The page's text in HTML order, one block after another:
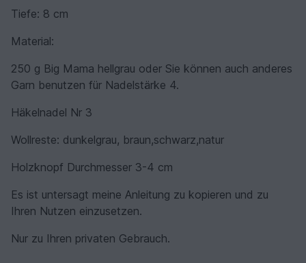
Tiefe: 8 cm
Material:
250 g Big Mama hellgrau oder Sie können auch anderes
Garn benutzen für Nadelstärke 4.
Häkelnadel Nr 3
Wollreste: dunkelgrau, braun,schwarz,natur
Holzknopf Durchmesser 3-4 cm
Es ist untersagt meine Anleitung zu kopieren und zu
Ihren Nutzen einzusetzen.
Nur zu Ihren privaten Gebrauch.